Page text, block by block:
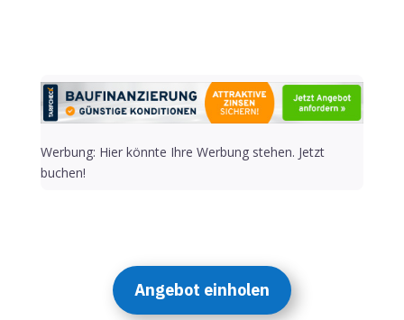
Werbung: Hier könnte Ihre Werbung stehen. Jetzt
buchen!
Angebot einholen